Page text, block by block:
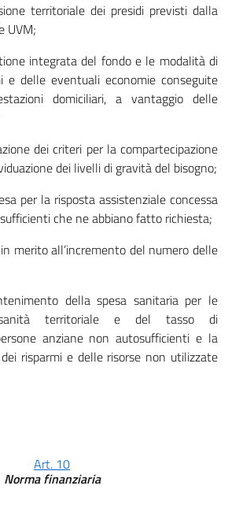
territoriale dei presidi previsti dalla
UVM;
integrata del fondo e le modalità di
e delle eventuali economie conseguite
domiciliari, a vantaggio delle
dei criteri per la compartecipazione
dei livelli di gravità del bisogno;
per la risposta assistenziale concessa
che ne abbiano fatto richiesta;
merito all’incremento del numero delle
della spesa sanitaria per le
territoriale e del tasso di
anziane non autosufficienti e la
risparmi e delle risorse non utilizzate
Art. 10
Norma finanziaria